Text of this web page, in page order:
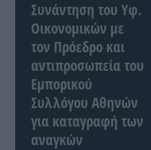
Συνάντηση του Yφ.
Οικονομικών με
τον Πρόεδρο και
αντιπροσωπεία του
Εμπορικού
Συλλόγου Αθηνών
για καταγραφή των
αναγκών